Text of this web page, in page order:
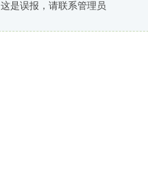
这是误报，请联系管理员